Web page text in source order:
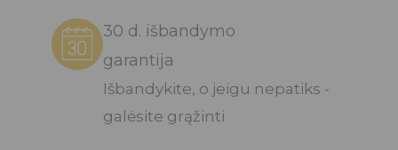
30 d. išbandymo
garantija
Išbandykite, o jeigu nepatiks -
galėsite grąžinti